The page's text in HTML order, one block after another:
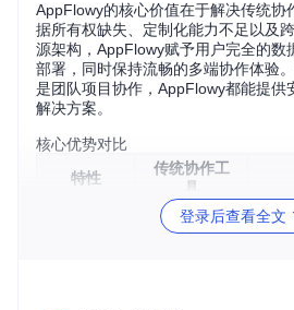
AppFlowy的核心价值在于解决传统协
据所有权缺失、定制化能力不足以及
源架构，AppFlowy赋予用户完全的数
部署，同时保持流畅的多端协作体验
是团队项目协作，AppFlowy都能提供
解决方案。
核心优势对比
特性
传统协作工
具
第三方托管 本地
登录后查看全文